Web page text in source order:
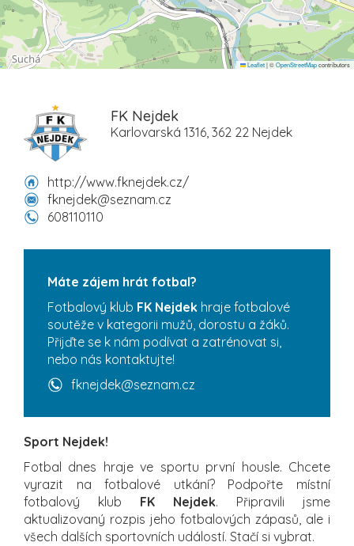
Leaflet|©OpenStreetMapcontributors
FK Nejdek
Karlovarská 1316, 362 22 Nejdek
http://www.fknejdek.cz/
fknejdek@seznam.cz
608110110
Máte zájem hrát fotbal?
Fotbalový klub FK Nejdek hraje fotbalové
soutěže v kategorii mužů, dorostu a žáků.
Přijďte se k nám podívat a zatrénovat si,
nebo nás kontaktujte!
fknejdek@seznam.cz
Sport Nejdek!
Fotbal dnes hraje ve sportu první housle. Chcete
vyrazit na fotbalové utkání? Podpořte místní
fotbalový klub FK Nejdek. Připravili jsme
aktualizovaný rozpis jeho fotbalových zápasů, ale i
všech dalších sportovních událostí. Stačí si vybrat.